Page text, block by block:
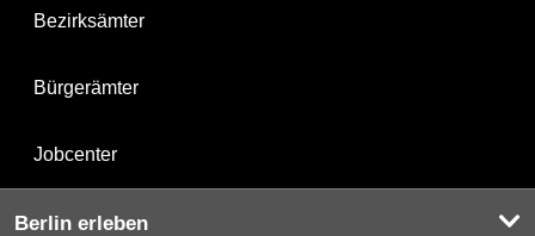
Bezirksämter
Bürgerämter
Jobcenter
Berlin erleben